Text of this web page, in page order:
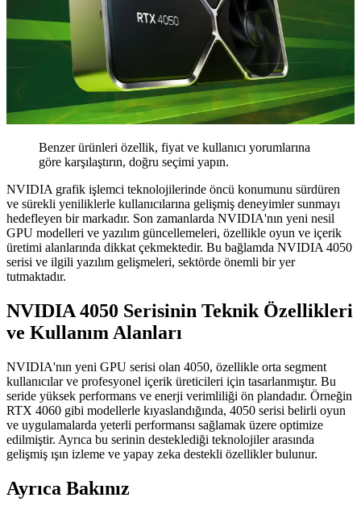
Benzer ürünleri özellik, fiyat ve kullanıcı yorumlarına
göre karşılaştırın, doğru seçimi yapın.
NVIDIA grafik işlemci teknolojilerinde öncü konumunu sürdüren
ve sürekli yeniliklerle kullanıcılarına gelişmiş deneyimler sunmayı
hedefleyen bir markadır. Son zamanlarda NVIDIA'nın yeni nesil
GPU modelleri ve yazılım güncellemeleri, özellikle oyun ve içerik
üretimi alanlarında dikkat çekmektedir. Bu bağlamda NVIDIA 4050
serisi ve ilgili yazılım gelişmeleri, sektörde önemli bir yer
tutmaktadır.
NVIDIA 4050 Serisinin Teknik Özellikleri
ve Kullanım Alanları
NVIDIA'nın yeni GPU serisi olan 4050, özellikle orta segment
kullanıcılar ve profesyonel içerik üreticileri için tasarlanmıştır. Bu
seride yüksek performans ve enerji verimliliği ön plandadır. Örneğin
RTX 4060 gibi modellerle kıyaslandığında, 4050 serisi belirli oyun
ve uygulamalarda yeterli performansı sağlamak üzere optimize
edilmiştir. Ayrıca bu serinin desteklediği teknolojiler arasında
gelişmiş ışın izleme ve yapay zeka destekli özellikler bulunur.
Ayrıca Bakınız